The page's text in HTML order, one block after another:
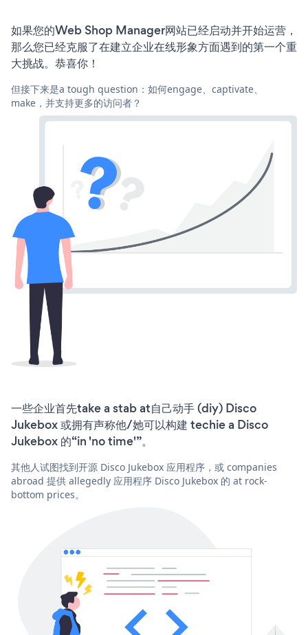
如果您的Web Shop Manager网站已经启动并开始运营，
那么您已经克服了在建立企业在线形象方面遇到的第一个重
大挑战。恭喜你！
但接下来是a tough question：如何engage、captivate、
make，并支持更多的访问者？
一些企业首先take a stab at自己动手 (diy) Disco
Jukebox 或拥有声称他/她可以构建 techie a Disco
Jukebox 的“in 'no time'”。
其他人试图找到开源 Disco Jukebox 应用程序，或 companies
abroad 提供 allegedly 应用程序 Disco Jukebox 的 at rock-
bottom prices。